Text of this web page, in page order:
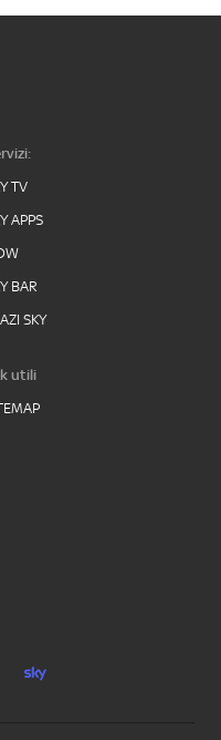
TV
APPS
BAR
SKY
utili